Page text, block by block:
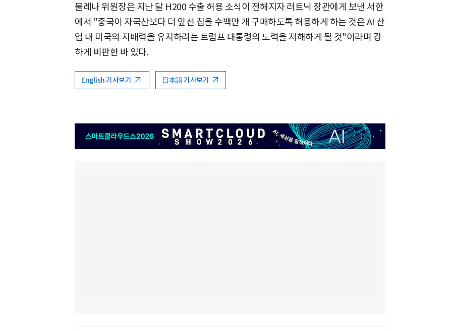
물레나 위원장은 지난 달 H200 수출 허용 소식이 전해지자 러트닉 장관에게 보낸 서한
에서 "중국이 자국산보다 더 앞선 칩을 수백만 개 구매하도록 허용하게 하는 것은 AI 산
업 내 미국의 지배력을 유지하려는 트럼프 대통령의 노력을 저해하게 될 것"이라며 강
하게 비판한 바 있다.
English 기사보기 日本語 기사보기